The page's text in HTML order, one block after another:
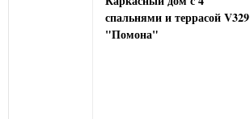
спальнями и террасой V329
"Помона"